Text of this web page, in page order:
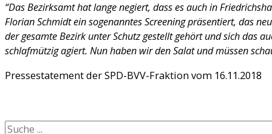
“Das Bezirksamt hat lange negiert, dass es auch in
Florian Schmidt ein sogenanntes Screening präsentiert, das
der gesamte Bezirk unter Schutz gestellt gehört und sich das
schlafmützig agiert. Nun haben wir den Salat und müssen
Pressestatement der SPD-BVV-Fraktion vom 16.11.2018
Suchen